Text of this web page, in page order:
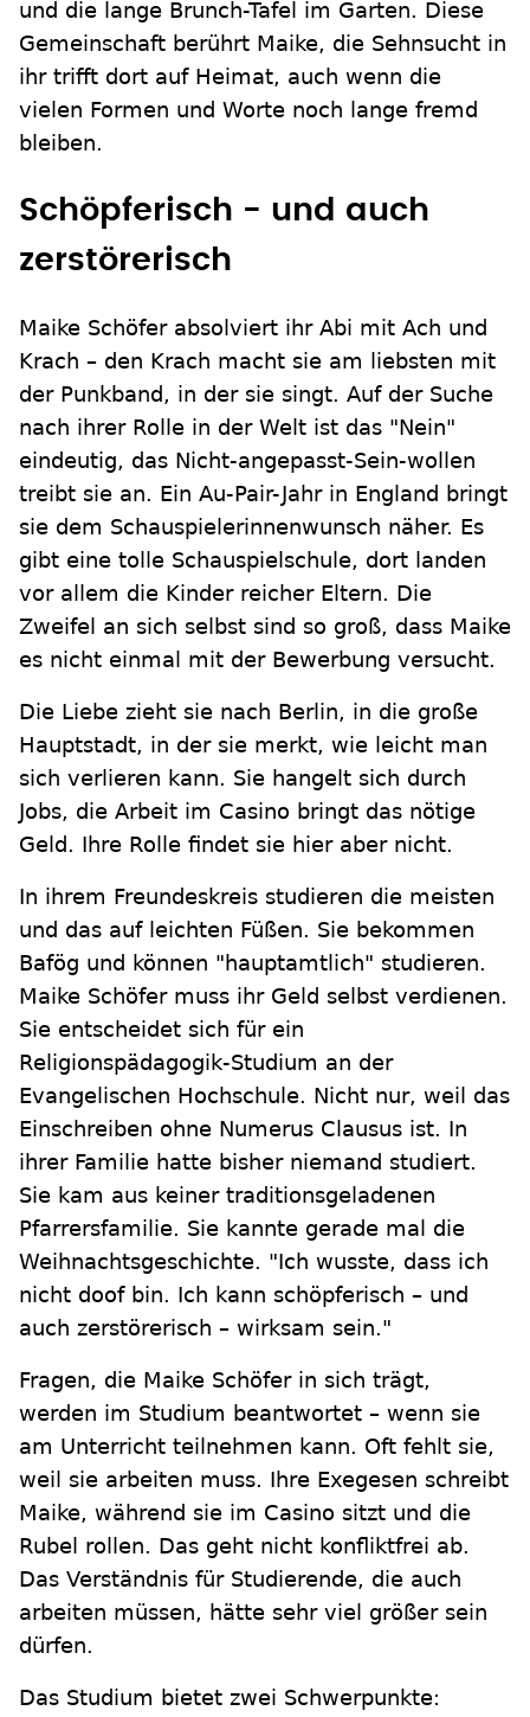
und die lange Brunch-Tafel im Garten. Diese
Gemeinschaft berührt Maike, die Sehnsucht in
ihr trifft dort auf Heimat, auch wenn die
vielen Formen und Worte noch lange fremd
bleiben.
Schöpferisch - und auch
zerstörerisch
Maike Schöfer absolviert ihr Abi mit Ach und
Krach – den Krach macht sie am liebsten mit
der Punkband, in der sie singt. Auf der Suche
nach ihrer Rolle in der Welt ist das "Nein"
eindeutig, das Nicht-angepasst-Sein-wollen
treibt sie an. Ein Au-Pair-Jahr in England bringt
sie dem Schauspielerinnenwunsch näher. Es
gibt eine tolle Schauspielschule, dort landen
vor allem die Kinder reicher Eltern. Die
Zweifel an sich selbst sind so groß, dass Maike
es nicht einmal mit der Bewerbung versucht.
Die Liebe zieht sie nach Berlin, in die große
Hauptstadt, in der sie merkt, wie leicht man
sich verlieren kann. Sie hangelt sich durch
Jobs, die Arbeit im Casino bringt das nötige
Geld. Ihre Rolle findet sie hier aber nicht.
In ihrem Freundeskreis studieren die meisten
und das auf leichten Füßen. Sie bekommen
Bafög und können "hauptamtlich" studieren.
Maike Schöfer muss ihr Geld selbst verdienen.
Sie entscheidet sich für ein
Religionspädagogik-Studium an der
Evangelischen Hochschule. Nicht nur, weil das
Einschreiben ohne Numerus Clausus ist. In
ihrer Familie hatte bisher niemand studiert.
Sie kam aus keiner traditionsgeladenen
Pfarrersfamilie. Sie kannte gerade mal die
Weihnachtsgeschichte. "Ich wusste, dass ich
nicht doof bin. Ich kann schöpferisch – und
auch zerstörerisch – wirksam sein."
Fragen, die Maike Schöfer in sich trägt,
werden im Studium beantwortet – wenn sie
am Unterricht teilnehmen kann. Oft fehlt sie,
weil sie arbeiten muss. Ihre Exegesen schreibt
Maike, während sie im Casino sitzt und die
Rubel rollen. Das geht nicht konfliktfrei ab.
Das Verständnis für Studierende, die auch
arbeiten müssen, hätte sehr viel größer sein
dürfen.
Das Studium bietet zwei Schwerpunkte: